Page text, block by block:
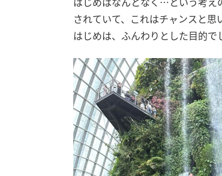
されていて、これはチャンスと思
はじめは、ふんわりとした目的で